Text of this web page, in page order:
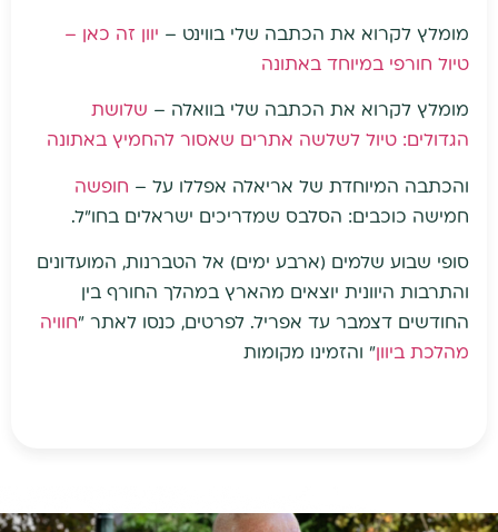
מומלץ לקרוא את הכתבה שלי בווינט – יוון זה כאן –
טיול חורפי במיוחד באתונה
מומלץ לקרוא את הכתבה שלי בוואלה – שלושת
הגדולים: טיול לשלשה אתרים שאסור להחמיץ באתונה
והכתבה המיוחדת של אריאלה אפללו על – חופשה
חמישה כוכבים: הסלבס שמדריכים ישראלים בחו"ל.
סופי שבוע שלמים (ארבע ימים) אל הטברנות, המועדונים
והתרבות היוונית יוצאים מהארץ במהלך החורף בין
החודשים דצמבר עד אפריל. לפרטים, כנסו לאתר "חוויה
מהלכת ביוון" והזמינו מקומות